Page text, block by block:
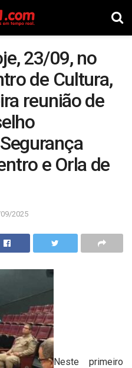
23/09, no
de Cultura,
reunião de
e Orla de
2025
Neste primeiro